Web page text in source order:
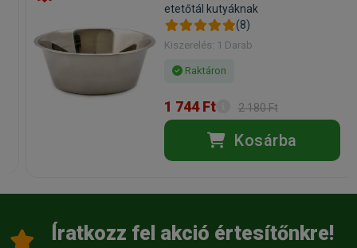
etetőtál kutyáknak
(8)
Kiszerelés: 1 Darab
Raktáron
1 744 Ft 2 180 Ft
Kosárba
Íratkozz fel akció értesítőnkre!